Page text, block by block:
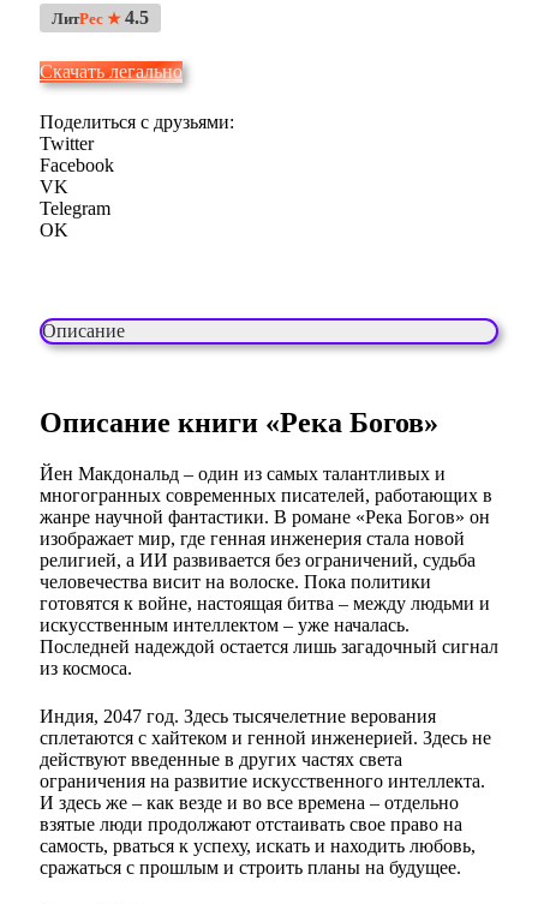
ЛитРес ★ 4.5
Скачать легально
Поделиться с друзьями:
Twitter
Facebook
VK
Telegram
OK
Описание
Описание книги «Река Богов»
Йен Макдональд – один из самых талантливых и
многогранных современных писателей, работающих в
жанре научной фантастики. В романе «Река Богов» он
изображает мир, где генная инженерия стала новой
религией, а ИИ развивается без ограничений, судьба
человечества висит на волоске. Пока политики
готовятся к войне, настоящая битва – между людьми и
искусственным интеллектом – уже началась.
Последней надеждой остается лишь загадочный сигнал
из космоса.
Индия, 2047 год. Здесь тысячелетние верования
сплетаются с хайтеком и генной инженерией. Здесь не
действуют введенные в других частях света
ограничения на развитие искусственного интеллекта.
И здесь же – как везде и во все времена – отдельно
взятые люди продолжают отстаивать свое право на
самость, рваться к успеху, искать и находить любовь,
сражаться с прошлым и строить планы на будущее.